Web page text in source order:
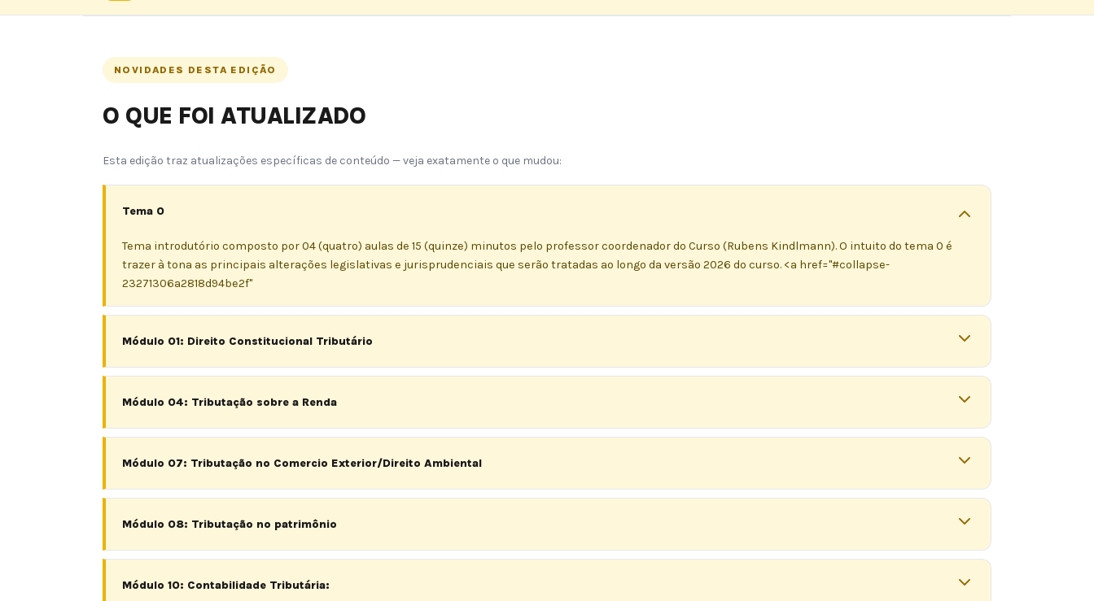
NOVIDADES DESTA EDIÇÃO
O QUE FOI ATUALIZADO
Esta edição traz atualizações específicas de conteúdo — veja exatamente o que mudou:
Tema 0
Tema introdutório composto por 04 (quatro) aulas de 15 (quinze) minutos pelo professor coordenador do Curso (Rubens Kindlmann). O intuito do tema 0 é
trazer à tona as principais alterações legislativas e jurisprudenciais que serão tratadas ao longo da versão 2026 do curso. <a href="#collapse-
23271306a2818d94be2f"
Módulo 01: Direito Constitucional Tributário
Módulo 04: Tributação sobre a Renda
Módulo 07: Tributação no Comercio Exterior/Direito Ambiental
Módulo 08: Tributação no patrimônio
Módulo 10: Contabilidade Tributária: